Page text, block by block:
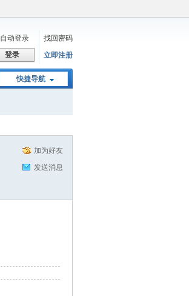
自动登录
找回密码
登录 立即注册
快捷导航
加为好友
发送消息